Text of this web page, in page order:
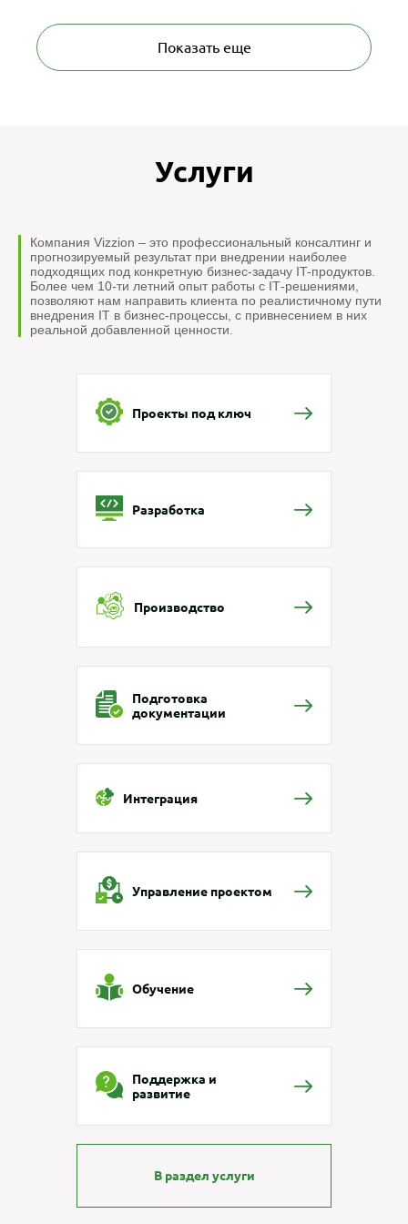
национального проекта «Образование».
Показать еще
Услуги
Компания Vizzion – это профессиональный консалтинг и
прогнозируемый результат при внедрении наиболее
подходящих под конкретную бизнес-задачу IT-продуктов.
Более чем 10-ти летний опыт работы с IТ-решениями,
позволяют нам направить клиента по реалистичному пути
внедрения IT в бизнес-процессы, с привнесением в них
реальной добавленной ценности.
Проекты под ключ
Разработка
Производство
Подготовка
документации
Интеграция
Управление проектом
Обучение
Поддержка и
развитие
В раздел услуги